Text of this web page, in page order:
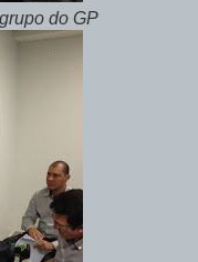
do GP